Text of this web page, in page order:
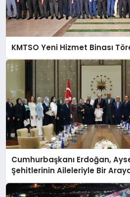
KMTSO Yeni Hizmet Binası
Cumhurbaşkanı Erdoğan,
Şehitlerinin Aileleriyle Bir